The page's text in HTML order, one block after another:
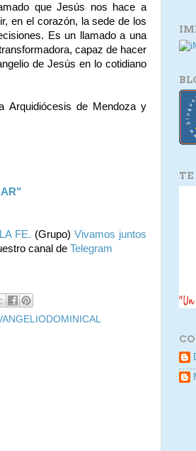
que Jesús nos hace a
en el corazón, la sede de los
Es un llamado a una
capaz de hacer
de Jesús en lo cotidiano
Arquidiócesis de Mendoza y
FE. (Grupo) Vivamos juntos
canal de Telegram